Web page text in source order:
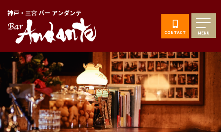
神戸・三宮 バー アンダンテ
CONTACT MENU